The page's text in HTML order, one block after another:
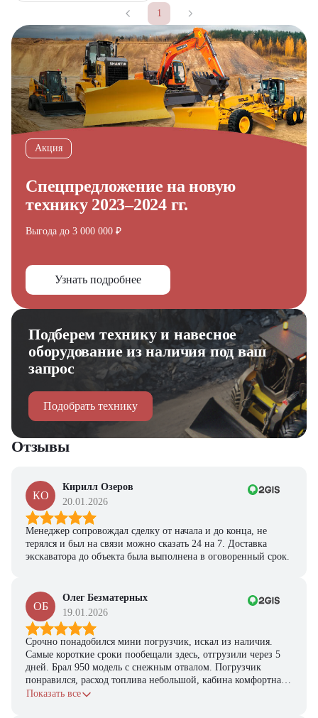
1
Акция
Спецпредложение на новую
технику 2023–2024 гг.
Выгода до 3 000 000 ₽
Узнать подробнее
Подберем технику и навесное
оборудование из наличия под ваш
запрос
Подобрать технику
Отзывы
КО
Кирилл Озеров
20.01.2026
Менеджер сопровождал сделку от начала и до конца, не
терялся и был на связи можно сказать 24 на 7. Доставка
экскаватора до объекта была выполнена в оговоренный срок.
ОБ
Олег Безматерных
19.01.2026
Срочно понадобился мини погрузчик, искал из наличия.
Самые короткие сроки пообещали здесь, отгрузили через 5
дней. Брал 950 модель с снежным отвалом. Погрузчик
понравился, расход топлива небольшой, кабина комфортная,
с задачами справляется.
Показать все
Получите выгодное
предложение на спецтехнику
из наличия!
Ответьте на несколько вопросов — мы предоставим
персональную подборку моделей и лучшие условия
покупки